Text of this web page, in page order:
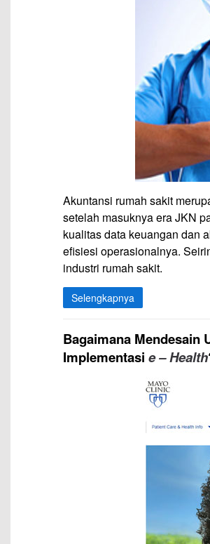
Akuntansi rumah sakit
setelah masuknya era JKN
kualitas data keuangan dan
efisiesi operasionalnya.
industri rumah sakit.
Selengkapnya
Bagaimana Mendesain
Implementasi e – Health